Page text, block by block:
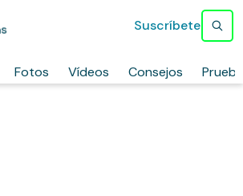
Fotos Vídeos Consejos
Suscríbete